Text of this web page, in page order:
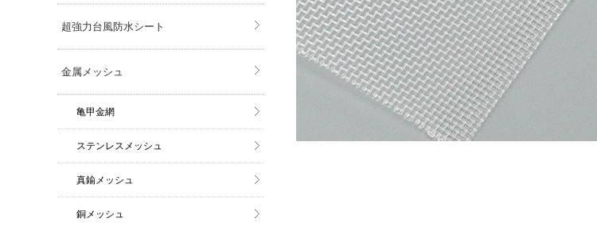
超強力台風防水シート
金属メッシュ
亀甲金網
ステンレスメッシュ
真鍮メッシュ
銅メッシュ